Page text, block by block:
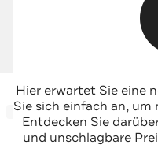
J.LINDEBERG SPORTSWEAR
Basecap 'Heather' rot
-30%*
Jetzt shoppen
Hier erwartet Sie eine
Sie sich einfach an,
Entdecken Sie
und unschlagbare